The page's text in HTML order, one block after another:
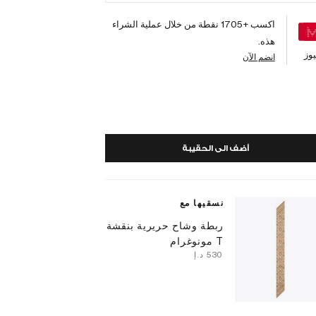
اكسب +1705 نقطة من خلال عملية الشراء
هذه.
انضم الآن
أضف الى الحقيبة
نسقيها مع
ربطة وشاح حريرية بنقشة
T مونوغرام